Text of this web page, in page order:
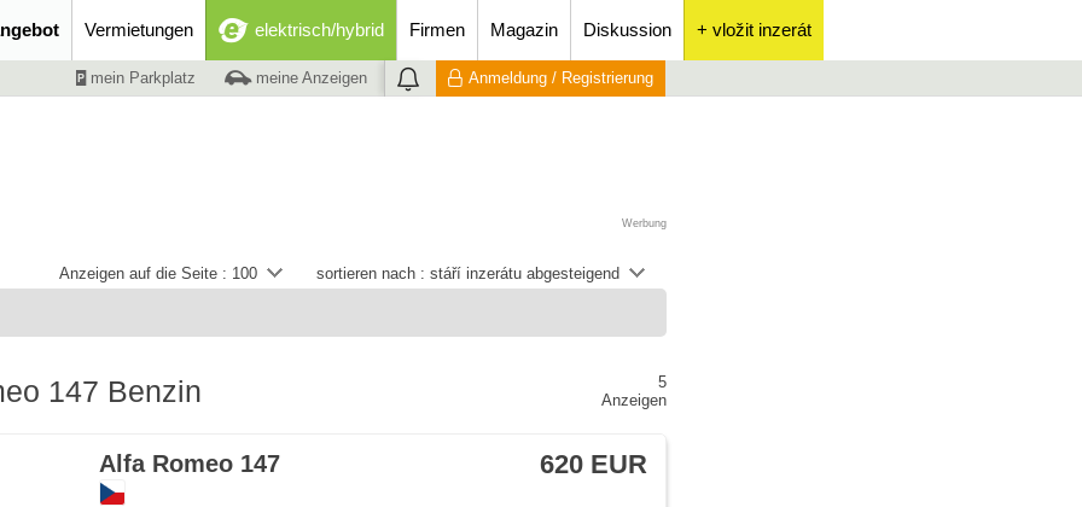
Vermietungen elektrisch/hybrid Firmen Magazin Diskussion + vložit inzerát
mein Parkplatz meine Anzeigen Anmeldung / Registrierung
Werbung
sortieren nach : stáří inzerátu abgesteigend
Anzeigen auf die Seite : 100
147 Benzin
5
Anzeigen
Alfa Romeo 147 620 EUR